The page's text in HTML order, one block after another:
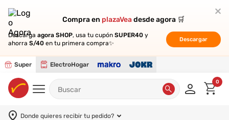
Compra en plazaVeadesde agora 🛒
Descarga agora SHOP, usa tu cupón SUPER40 y
ahorra S/40 en tu primera compra✨
Descargar
Super ElectroHogar
Compra en plazaVeadesde agora 🛒
Descarga agora SHOP, usa tu cupón SUPER40 y
ahorra S/40 en tu primera compra✨
Descargar
0
Donde quieres recibir tu pedido?